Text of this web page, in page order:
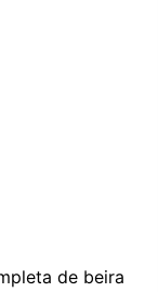
de beira